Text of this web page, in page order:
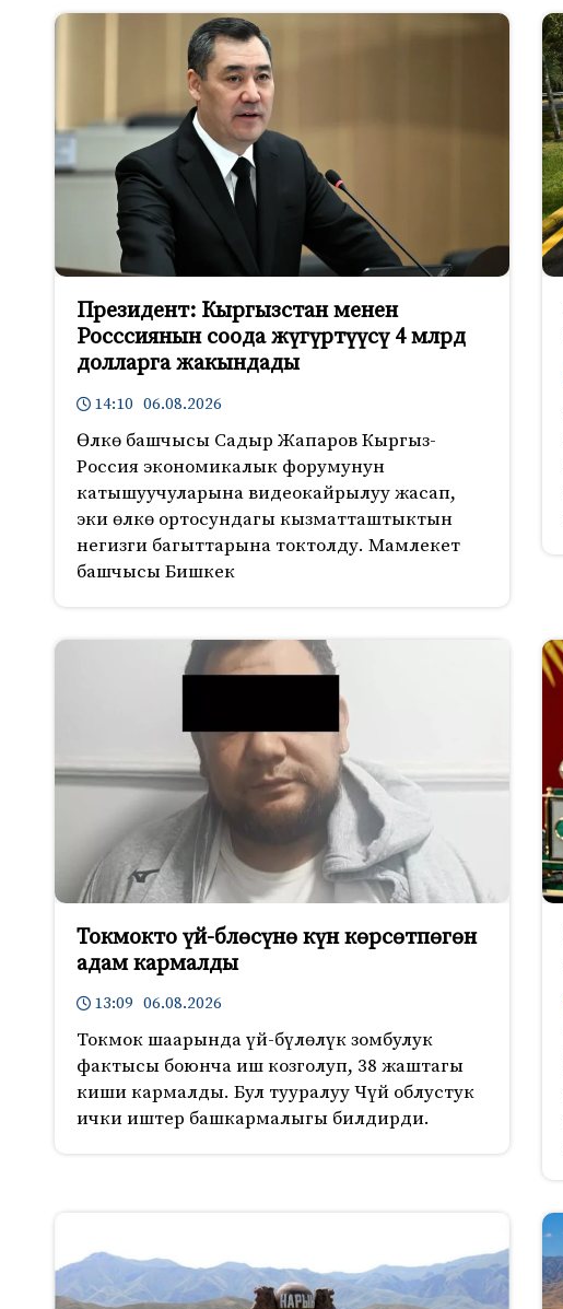
Президент: Кыргызстан менен
Росссиянын соода жүгүртүүсү 4 млрд
долларга жакындады
14:10 06.08.2026
Өлкө башчысы Садыр Жапаров Кыргыз-
Россия экономикалык форумунун
катышуучуларына видеокайрылуу жасап,
эки өлкө ортосундагы кызматташтыктын
негизги багыттарына токтолду. Мамлекет
башчысы Бишкек
Токмокто үй-блөсүнө күн көрсөтпөгөн
адам кармалды
13:09 06.08.2026
Токмок шаарында үй-бүлөлүк зомбулук
фактысы боюнча иш козголуп, 38 жаштагы
киши кармалды. Бул тууралуу Чүй облустук
ички иштер башкармалыгы билдирди.